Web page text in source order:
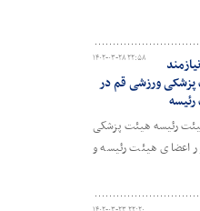
۱۴۰۲-۰۳-۲۸ ۲۲:۵۸
ورزشی قم در
رئیسه هیئت پزشکی
اعضای هیئت رئیسه و